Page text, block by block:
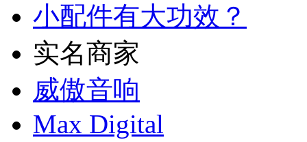
小配件有大功效？
实名商家
威傲音响
Max Digital